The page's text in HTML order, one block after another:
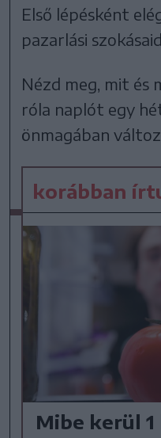
Első lépésként
pazarlási
Nézd meg, mit és
róla naplót egy
önmagában
korábban
Mibe kerül 1